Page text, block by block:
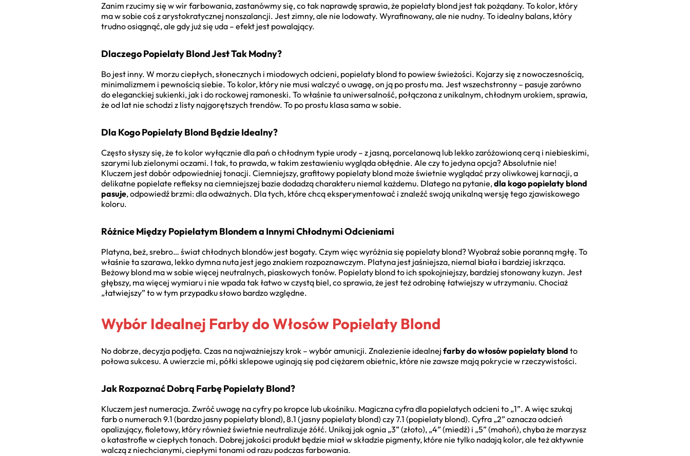
Zanim rzucimy się w wir farbowania, zastanówmy się, co tak naprawdę sprawia, że popielaty blond jest tak pożądany. To kolor, który
ma w sobie coś z arystokratycznej nonszalancji. Jest zimny, ale nie lodowaty. Wyrafinowany, ale nie nudny. To idealny balans, który
trudno osiągnąć, ale gdy już się uda – efekt jest powalający.
Dlaczego Popielaty Blond Jest Tak Modny?
Bo jest inny. W morzu ciepłych, słonecznych i miodowych odcieni, popielaty blond to powiew świeżości. Kojarzy się z nowoczesnością,
minimalizmem i pewnością siebie. To kolor, który nie musi walczyć o uwagę, on ją po prostu ma. Jest wszechstronny – pasuje zarówno
do eleganckiej sukienki, jak i do rockowej ramoneski. To właśnie ta uniwersalność, połączona z unikalnym, chłodnym urokiem, sprawia,
że od lat nie schodzi z listy najgorętszych trendów. To po prostu klasa sama w sobie.
Dla Kogo Popielaty Blond Będzie Idealny?
Często słyszy się, że to kolor wyłącznie dla pań o chłodnym typie urody – z jasną, porcelanową lub lekko zaróżowioną cerą i niebieskimi,
szarymi lub zielonymi oczami. I tak, to prawda, w takim zestawieniu wygląda obłędnie. Ale czy to jedyna opcja? Absolutnie nie!
Kluczem jest dobór odpowiedniej tonacji. Ciemniejszy, grafitowy popielaty blond może świetnie wyglądać przy oliwkowej karnacji, a
delikatne popielate refleksy na ciemniejszej bazie dodadzą charakteru niemal każdemu. Dlatego na pytanie,dla kogo popielaty blond
pasuje, odpowiedź brzmi: dla odważnych. Dla tych, które chcą eksperymentować i znaleźć swoją unikalną wersję tego zjawiskowego
koloru.
Różnice Między Popielatym Blondem a Innymi Chłodnymi Odcieniami
Platyna, beż, srebro… świat chłodnych blondów jest bogaty. Czym więc wyróżnia się popielaty blond? Wyobraź sobie poranną mgłę. To
właśnie ta szarawa, lekko dymna nuta jest jego znakiem rozpoznawczym. Platyna jest jaśniejsza, niemal biała i bardziej iskrząca.
Beżowy blond ma w sobie więcej neutralnych, piaskowych tonów. Popielaty blond to ich spokojniejszy, bardziej stonowany kuzyn. Jest
głębszy, ma więcej wymiaru i nie wpada tak łatwo w czystą biel, co sprawia, że jest też odrobinę łatwiejszy w utrzymaniu. Chociaż
„łatwiejszy” to w tym przypadku słowo bardzo względne.
Wybór Idealnej Farby do Włosów Popielaty Blond
No dobrze, decyzja podjęta. Czas na najważniejszy krok – wybór amunicji. Znalezienie idealnej farby do włosów popielaty blond to
połowa sukcesu. A uwierzcie mi, półki sklepowe uginają się pod ciężarem obietnic, które nie zawsze mają pokrycie w rzeczywistości.
Jak Rozpoznać Dobrą Farbę Popielaty Blond?
Kluczem jest numeracja. Zwróć uwagę na cyfry po kropce lub ukośniku. Magiczna cyfra dla popielatych odcieni to „1”. A więc szukaj
farb o numerach 9.1 (bardzo jasny popielaty blond), 8.1 (jasny popielaty blond) czy 7.1 (popielaty blond). Cyfra „2” oznacza odcień
opalizujący, fioletowy, który również świetnie neutralizuje żółć. Unikaj jak ognia „3” (złoto), „4” (miedź) i „5” (mahoń), chyba że marzysz
o katastrofie w ciepłych tonach. Dobrej jakości produkt będzie miał w składzie pigmenty, które nie tylko nadają kolor, ale też aktywnie
walczą z niechcianymi, ciepłymi tonami od razu podczas farbowania.